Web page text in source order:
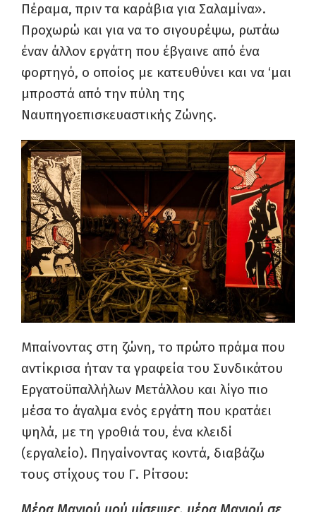
Πέραμα, πριν τα καράβια για Σαλαμίνα».
Προχωρώ και για να το σιγουρέψω, ρωτάω
έναν άλλον εργάτη που έβγαινε από ένα
φορτηγό, ο οποίος με κατευθύνει και να ‘μαι
μπροστά από την πύλη της
Ναυπηγοεπισκευαστικής Ζώνης.
Μπαίνοντας στη ζώνη, το πρώτο πράμα που
αντίκρισα ήταν τα γραφεία του Συνδικάτου
Εργατοϋπαλλήλων Μετάλλου και λίγο πιο
μέσα το άγαλμα ενός εργάτη που κρατάει
ψηλά, με τη γροθιά του, ένα κλειδί
(εργαλείο). Πηγαίνοντας κοντά, διαβάζω
τους στίχους του Γ. Ρίτσου: